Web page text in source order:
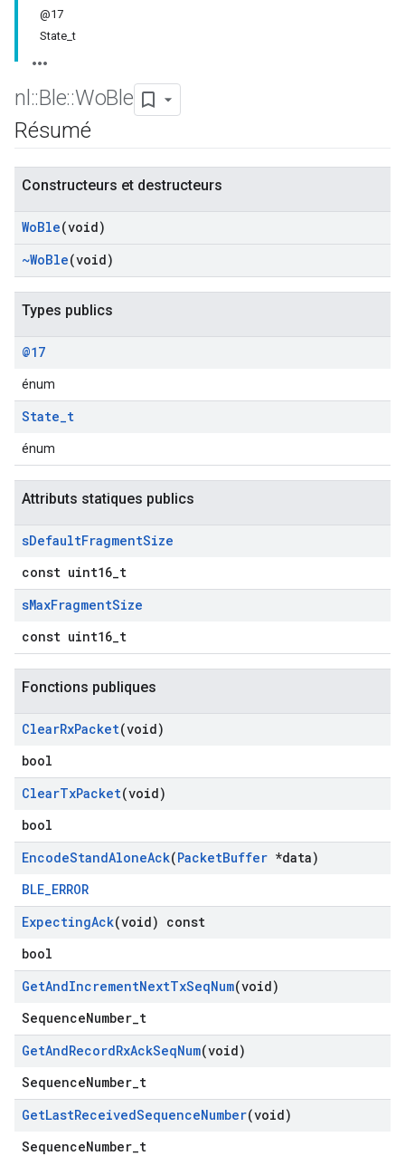
@17
State_t
nl ::Ble::WoBle
Résumé
Constructeurs et destructeurs
WoBle(void)
~WoBle(void)
Types publics
@17
énum
State_t
énum
Attributs statiques publics
sDefaultFragmentSize
const uint16_t
sMaxFragmentSize
const uint16_t
Fonctions publiques
ClearRxPacket(void)
bool
ClearTxPacket(void)
bool
EncodeStandAloneAck(PacketBuffer *data)
BLE_ERROR
ExpectingAck(void) const
bool
GetAndIncrementNextTxSeqNum(void)
SequenceNumber_t
GetAndRecordRxAckSeqNum(void)
SequenceNumber_t
GetLastReceivedSequenceNumber(void)
SequenceNumber_t